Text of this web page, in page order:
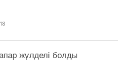
жүлделі болды